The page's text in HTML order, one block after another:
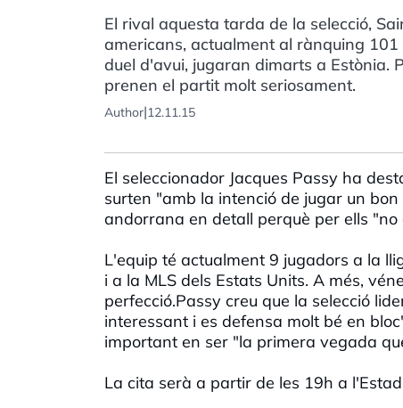
El rival aquesta tarda de la selecció,
americans, actualment al rànquing
duel d'avui, jugaran dimarts a Estònia.
prenen el partit molt seriosament.
Author|12.11.15
El seleccionador Jacques Passy ha
surten "amb la intenció de jugar un
andorrana en detall perquè per ells "no
L'equip té actualment 9 jugadors a la
i a la MLS dels Estats Units. A més,
perfecció.Passy creu que la selecció
interessant i es defensa molt bé en
important en ser "la primera vegada
La cita serà a partir de les 19h a